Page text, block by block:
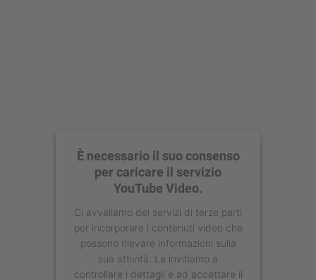
È necessario il suo consenso
per caricare il servizio
YouTube Video.
Ci avvaliamo dei servizi di terze parti
per incorporare i contenuti video che
possono rilevare informazioni sulla
sua attività. La invitiamo a
controllare i dettagli e ad accettare il